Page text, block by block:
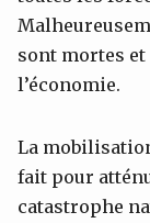
sont mortes
l’économie.
La
fait pour
catastrophe